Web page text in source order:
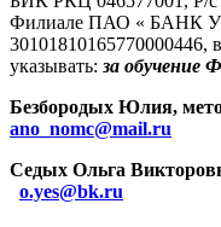
Филиале ПАО « БАНК
30101810165770000446,
указывать: за обучение
Безбородых Юлия,
ano_nomc@mail.ru
Седых Ольга
o.yes@bk.ru